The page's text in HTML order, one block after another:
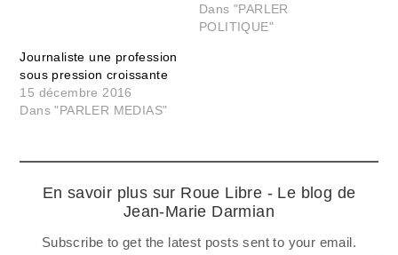
Dans "PARLER
POLITIQUE"
Journaliste une profession
sous pression croissante
15 décembre 2016
Dans "PARLER MEDIAS"
En savoir plus sur Roue Libre - Le blog de
Jean-Marie Darmian
Subscribe to get the latest posts sent to your email.